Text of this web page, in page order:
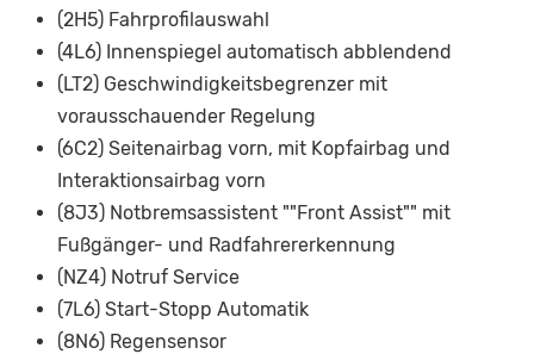
(2H5) Fahrprofilauswahl
(4L6) Innenspiegel automatisch abblendend
(LT2) Geschwindigkeitsbegrenzer mit
vorausschauender Regelung
(6C2) Seitenairbag vorn, mit Kopfairbag und
Interaktionsairbag vorn
(8J3) Notbremsassistent ""Front Assist"" mit
Fußgänger- und Radfahrererkennung
(NZ4) Notruf Service
(7L6) Start-Stopp Automatik
(8N6) Regensensor